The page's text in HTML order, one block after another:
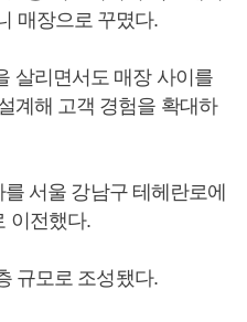
매장으로 꾸몄다.
살리면서도 매장 사이를
계해 고객 경험을 확대하
서울 강남구 테헤란로에
이전했다.
규모로 조성됐다.